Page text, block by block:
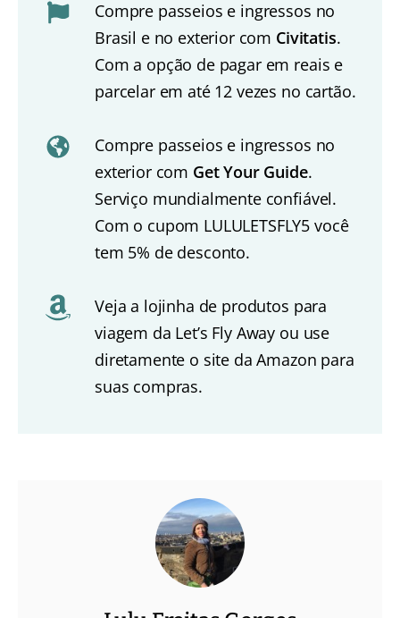
Compre passeios e ingressos no
Brasil e no exterior com Civitatis.
Com a opção de pagar em reais e
parcelar em até 12 vezes no cartão.
Compre passeios e ingressos no
exterior com Get Your Guide.
Serviço mundialmente confiável.
Com o cupom LULULETSFLY5 você
tem 5% de desconto.
Veja a lojinha de produtos para
viagem da Let’s Fly Away ou use
diretamente o site da Amazon para
suas compras.